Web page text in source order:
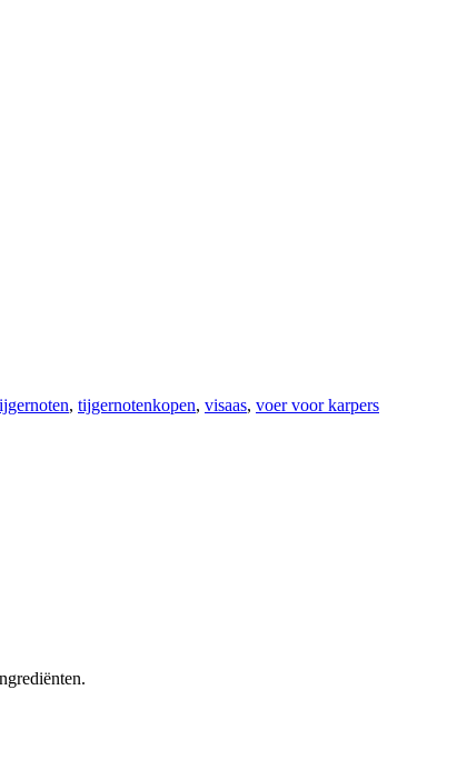
, tijgernotenkopen, visaas, voer voor karpers